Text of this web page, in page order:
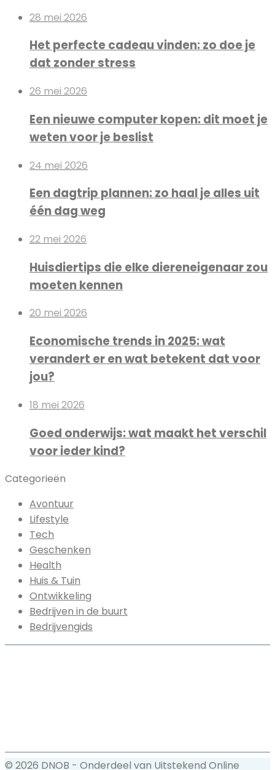
28 mei 2026
Het perfecte cadeau vinden: zo doe je
dat zonder stress
26 mei 2026
Een nieuwe computer kopen: dit moet je
weten voor je beslist
24 mei 2026
Een dagtrip plannen: zo haal je alles uit
één dag weg
22 mei 2026
Huisdiertips die elke diereneigenaar zou
moeten kennen
20 mei 2026
Economische trends in 2025: wat
verandert er en wat betekent dat voor
jou?
18 mei 2026
Goed onderwijs: wat maakt het verschil
voor ieder kind?
Categorieën
Avontuur
Lifestyle
Tech
Geschenken
Health
Huis & Tuin
Ontwikkeling
Bedrijven in de buurt
Bedrijvengids
© 2026 DNOB - Onderdeel van Uitstekend Online